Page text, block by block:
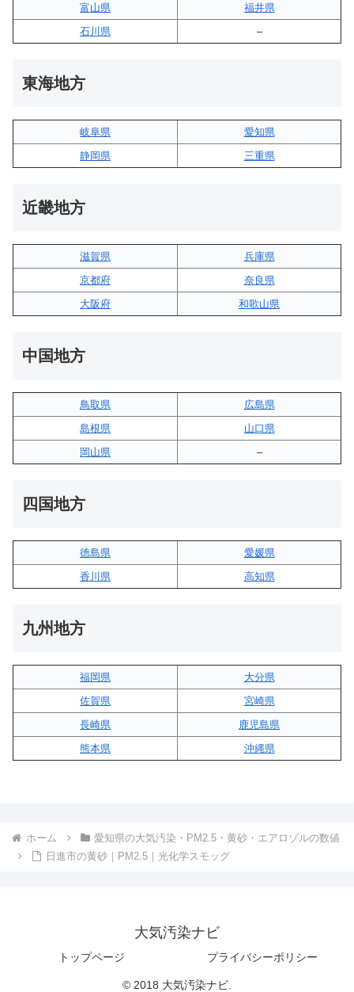
富山県
福井県
石川県
–
東海地方
岐阜県
愛知県
静岡県
三重県
近畿地方
滋賀県
兵庫県
京都府
奈良県
大阪府
和歌山県
中国地方
鳥取県
広島県
島根県
山口県
岡山県
–
四国地方
徳島県
愛媛県
香川県
高知県
九州地方
福岡県
大分県
佐賀県
宮崎県
長崎県
鹿児島県
熊本県
沖縄県
ホーム
愛知県の大気汚染・PM2.5・黄砂・エアロゾルの数値
日進市の黄砂｜PM2.5｜光化学スモッグ
大気汚染ナビ
トップページ プライバシーポリシー
© 2018 大気汚染ナビ.